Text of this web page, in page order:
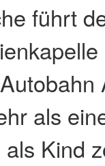
führt
als
Kind